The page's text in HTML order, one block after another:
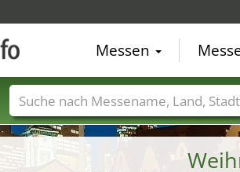
Messen
Messenamen Länder Städte